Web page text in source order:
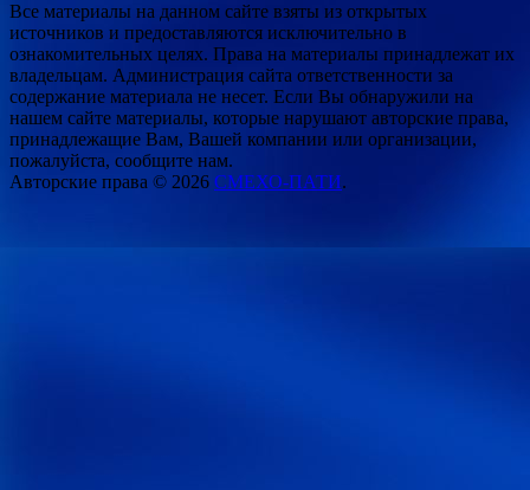
Все материалы на данном сайте взяты из открытых
источников и предоставляются исключительно в
ознакомительных целях. Права на материалы принадлежат их
владельцам. Администрация сайта ответственности за
содержание материала не несет. Если Вы обнаружили на
нашем сайте материалы, которые нарушают авторские права,
принадлежащие Вам, Вашей компании или организации,
пожалуйста, сообщите нам.
Авторские права © 2026 СМЕХО-ПАТИ.